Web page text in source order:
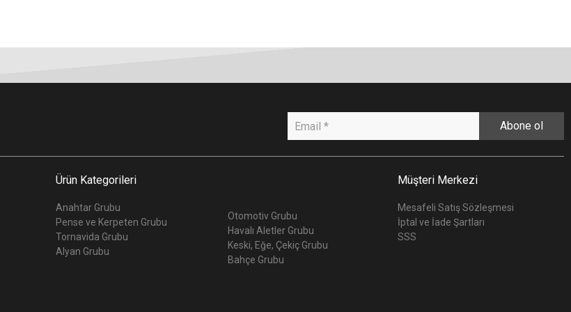
Abone ol
Ürün Kategorileri
Anahtar Grubu
Pense ve Kerpeten Grubu
Tornavida Grubu
Alyan Grubu
Otomotiv Grubu
Havalı Aletler Grubu
Keski, Eğe, Çekiç Grubu
Bahçe Grubu
Müşteri Merkezi
Mesafeli Satış Sözleşmesi
İptal ve İade Şartları
SSS